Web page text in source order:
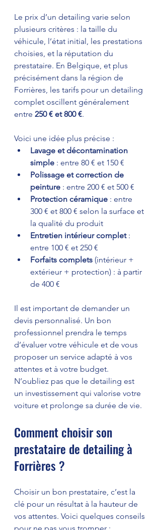
Le prix d’un detailing varie selon
plusieurs critères : la taille du
véhicule, l’état initial, les prestations
choisies, et la réputation du
prestataire. En Belgique, et plus
précisément dans la région de
Forrières, les tarifs pour un detailing
complet oscillent généralement
entre 250 € et 800 €.
Voici une idée plus précise :
Lavage et décontamination
simple : entre 80 € et 150 €
Polissage et correction de
peinture : entre 200 € et 500 €
Protection céramique : entre
300 € et 800 € selon la surface et
la qualité du produit
Entretien intérieur complet :
entre 100 € et 250 €
Forfaits complets (intérieur +
extérieur + protection) : à partir
de 400 €
Il est important de demander un
devis personnalisé. Un bon
professionnel prendra le temps
d’évaluer votre véhicule et de vous
proposer un service adapté à vos
attentes et à votre budget.
N’oubliez pas que le detailing est
un investissement qui valorise votre
voiture et prolonge sa durée de vie.
Comment choisir son
prestataire de detailing à
Forrières ?
Choisir un bon prestataire, c’est la
clé pour un résultat à la hauteur de
vos attentes. Voici quelques conseils